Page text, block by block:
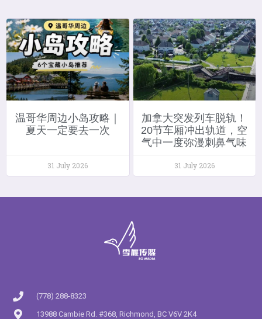
温哥华周边小岛攻略｜
夏天一定要去一次
31 July 2026
加拿大突发列车脱轨！
20节车厢冲出轨道，空
气中一度弥漫刺鼻气味
31 July 2026
(778) 288-8323
13988 Cambie Rd. #368, Richmond, BC V6V 2K4